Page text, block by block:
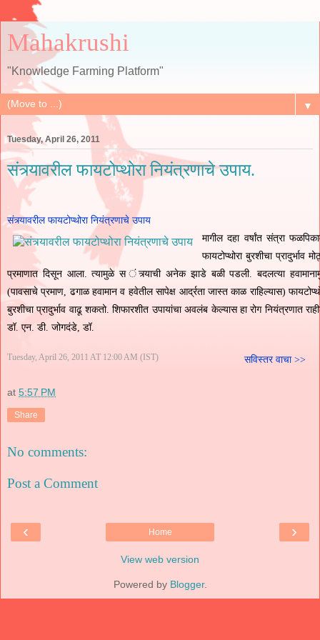
Mahakrushi
"Knowledge Farming Platform"
▼
Tuesday, April 26, 2011
संत्र्यावरील फायटोप्थोरा नियंत्रणाचे उपाय.
संत्र्यावरील फायटोप्थोरा नियंत्रणाचे उपाय
मागील दहा वर्षांत संत्रा
फायटोप्थोरा बुरशीचा प्रादुर्भाव
प्रमाणात दिसून आला. त्यामुळे स ंत्र्याची अनेक झाडे बळी पडली. बदलत्या
(पावसाचे प्रमाण, ढगाळ हवामान व हवेतील सापेक्ष आर्द्रता जास्त काळ राहिल्यास)
बुरशीचा प्रादुर्भाव वाढू शकतो. शिफारशीत उपायांचा अवलंब केल्यास हा रोग नियंत्रणात
डॉ. एन. डी. जोगदंडे, डॉ.
Tuesday, April 26, 2011 AT 12:00 AM (IST) सविस्तर वाचा >>
at 5:57 PM
Share
No comments:
Post a Comment
‹ ›
Home
View web version
Powered by Blogger.